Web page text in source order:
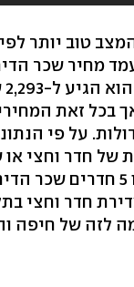
טוב יותר
ב-2008 עמד מחיר
של 52%, אך בכל
על פי
חדר וחצי
לזה של חיפה